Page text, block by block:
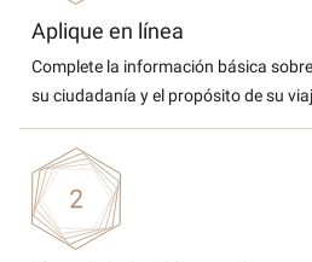
Aplique en línea
Complete la información básica sobre
su ciudadanía y el propósito de su